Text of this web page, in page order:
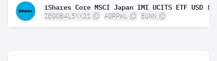
iShares Core MSCI Japan IMI UCITS ETF USD
IE00B4L5YX21 A0RPWL EUNN